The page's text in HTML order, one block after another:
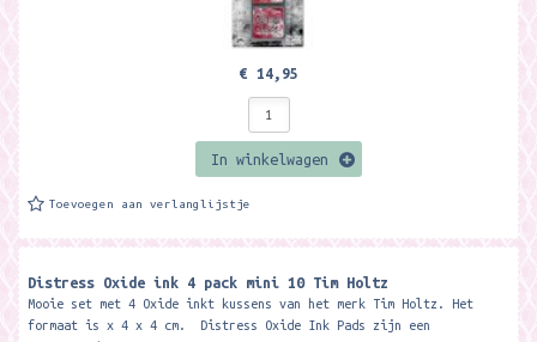
€ 14,95
In winkelwagen
Toevoegen aan verlanglijstje
Distress Oxide ink 4 pack mini 10 Tim Holtz
Mooie set met 4 Oxide inkt kussens van het merk Tim Holtz. Het
formaat is x 4 x 4 cm. Distress Oxide Ink Pads zijn een